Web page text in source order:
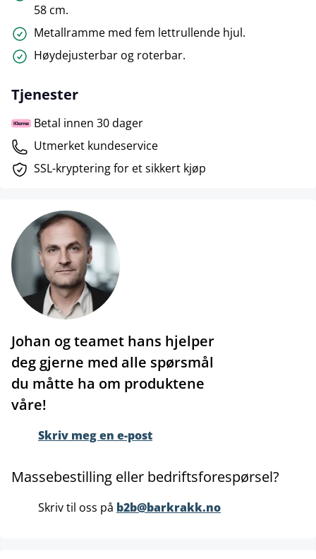
58 cm.
Metallramme med fem lettrullende hjul.
Høydejusterbar og roterbar.
Tjenester
Betal innen 30 dager
Utmerket kundeservice
SSL-kryptering for et sikkert kjøp
Johan og teamet hans hjelper
deg gjerne med alle spørsmål
du måtte ha om produktene
våre!
Skriv meg en e-post
Massebestilling eller bedriftsforespørsel?
Skriv til oss på b2b@barkrakk.no